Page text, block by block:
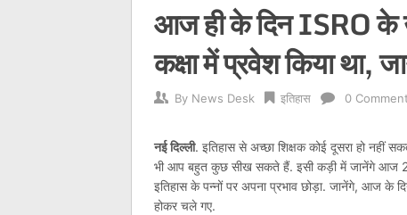
आज ही के दिन ISRO के
कक्षा में प्रवेश किया था,
By News Desk इतिहास 0
नई दिल्ली. इतिहास से अच्छा शिक्षक कोई दूसरा हो नहीं
भी आप बहुत कुछ सीख सकते हैं. इसी कड़ी में जानेंगे आज 24
इतिहास के पन्नों पर अपना प्रभाव छोड़ा. जानेंगे, आज के
होकर चले गए.